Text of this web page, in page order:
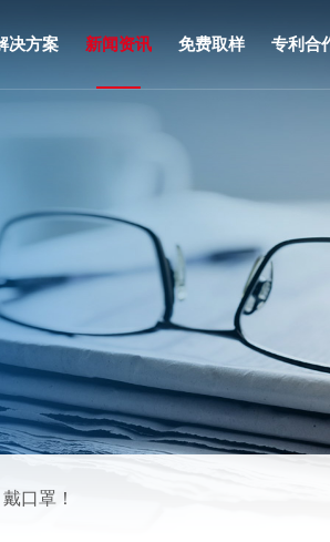
决方案
吸类
消杀类
类
胃管
康类
新闻资讯
产品动态
免费取样 专利合
口罩！